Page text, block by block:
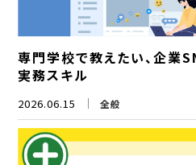
専門学校で教えたい、企業
実務スキル
2026.06.15 全般